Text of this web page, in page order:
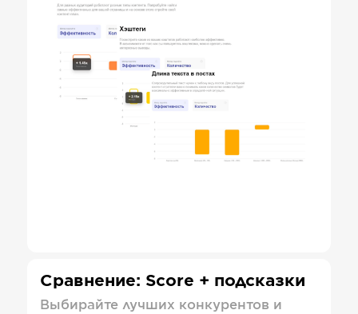
Сравнение: Score + подсказки
Выбирайте лучших конкурентов и